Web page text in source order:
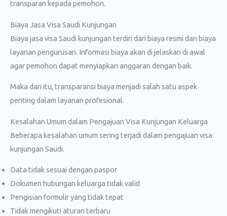
transparan kepada pemohon.
Biaya Jasa Visa Saudi Kunjungan
Biaya jasa visa Saudi kunjungan terdiri dari biaya resmi dan biaya
layanan pengurusan. Informasi biaya akan di jelaskan di awal
agar pemohon dapat menyiapkan anggaran dengan baik.
Maka dari itu, transparansi biaya menjadi salah satu aspek
penting dalam layanan profesional.
Kesalahan Umum dalam Pengajuan Visa Kunjungan Keluarga
Beberapa kesalahan umum sering terjadi dalam pengajuan visa
kunjungan Saudi.
Data tidak sesuai dengan paspor
Dokumen hubungan keluarga tidak valid
Pengisian formulir yang tidak tepat
Tidak mengikuti aturan terbaru